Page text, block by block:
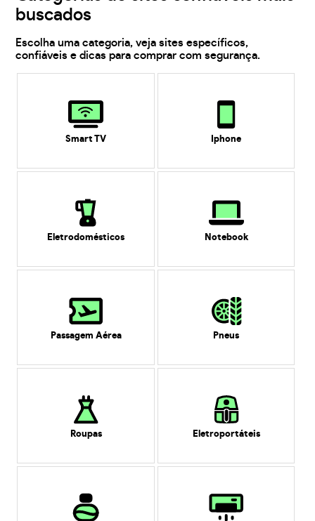
buscados
Escolha uma categoria, veja sites específicos,
confiáveis e dicas para comprar com segurança.
Smart TV Iphone
Eletrodomésticos Notebook
Passagem Aérea Pneus
Roupas Eletroportáteis